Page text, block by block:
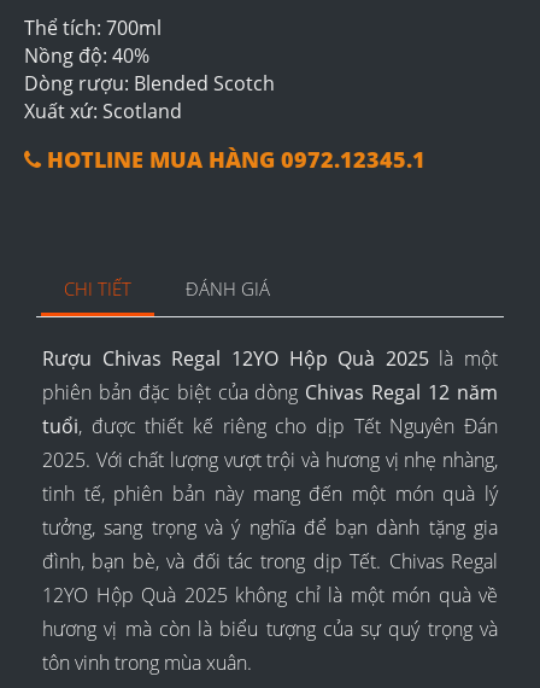
Thể tích: 700ml
Nồng độ: 40%
Dòng rượu: Blended Scotch
Xuất xứ: Scotland
HOTLINE MUA HÀNG 0972.12345.1
CHI TIẾT ĐÁNH GIÁ
Rượu Chivas Regal 12YO Hộp Quà 2025là một
phiên bản đặc biệt của dòng Chivas Regal 12 năm
tuổi, được thiết kế riêng cho dịp Tết Nguyên Đán
2025. Với chất lượng vượt trội và hương vị nhẹ nhàng,
tinh tế, phiên bản này mang đến một món quà lý
tưởng, sang trọng và ý nghĩa để bạn dành tặng gia
đình, bạn bè, và đối tác trong dịp Tết. Chivas Regal
12YO Hộp Quà 2025 không chỉ là một món quà về
hương vị mà còn là biểu tượng của sự quý trọng và
tôn vinh trong mùa xuân.